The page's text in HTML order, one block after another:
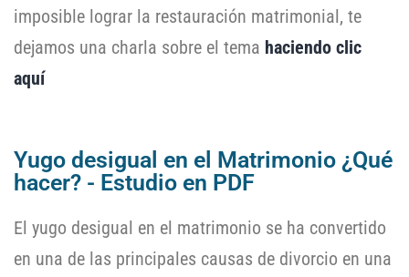
imposible lograr la restauración matrimonial, te
dejamos una charla sobre el tema haciendo clic
aquí
Yugo desigual en el Matrimonio ¿Qué
hacer? - Estudio en PDF
El yugo desigual en el matrimonio se ha convertido
en una de las principales causas de divorcio en una